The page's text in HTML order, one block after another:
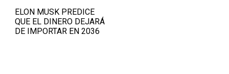
ELON MUSK PREDICE
QUE EL DINERO DEJARÁ
DE IMPORTAR EN 2036